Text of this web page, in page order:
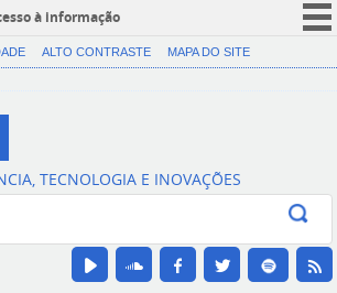
à informação
CORONAVÍRUS (COVID-19)
Canais
ALTO CONTRASTE MAPA DO SITE
TECNOLOGIA E INOVAÇÕES